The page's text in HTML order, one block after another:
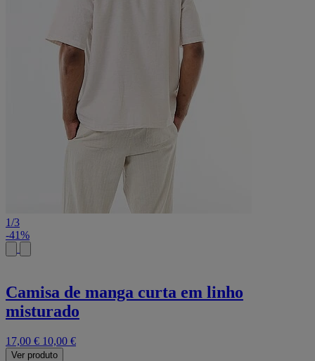
1/3
-41%
Camisa de manga curta em linho
misturado
17,00 € 10,00 €
Ver produto